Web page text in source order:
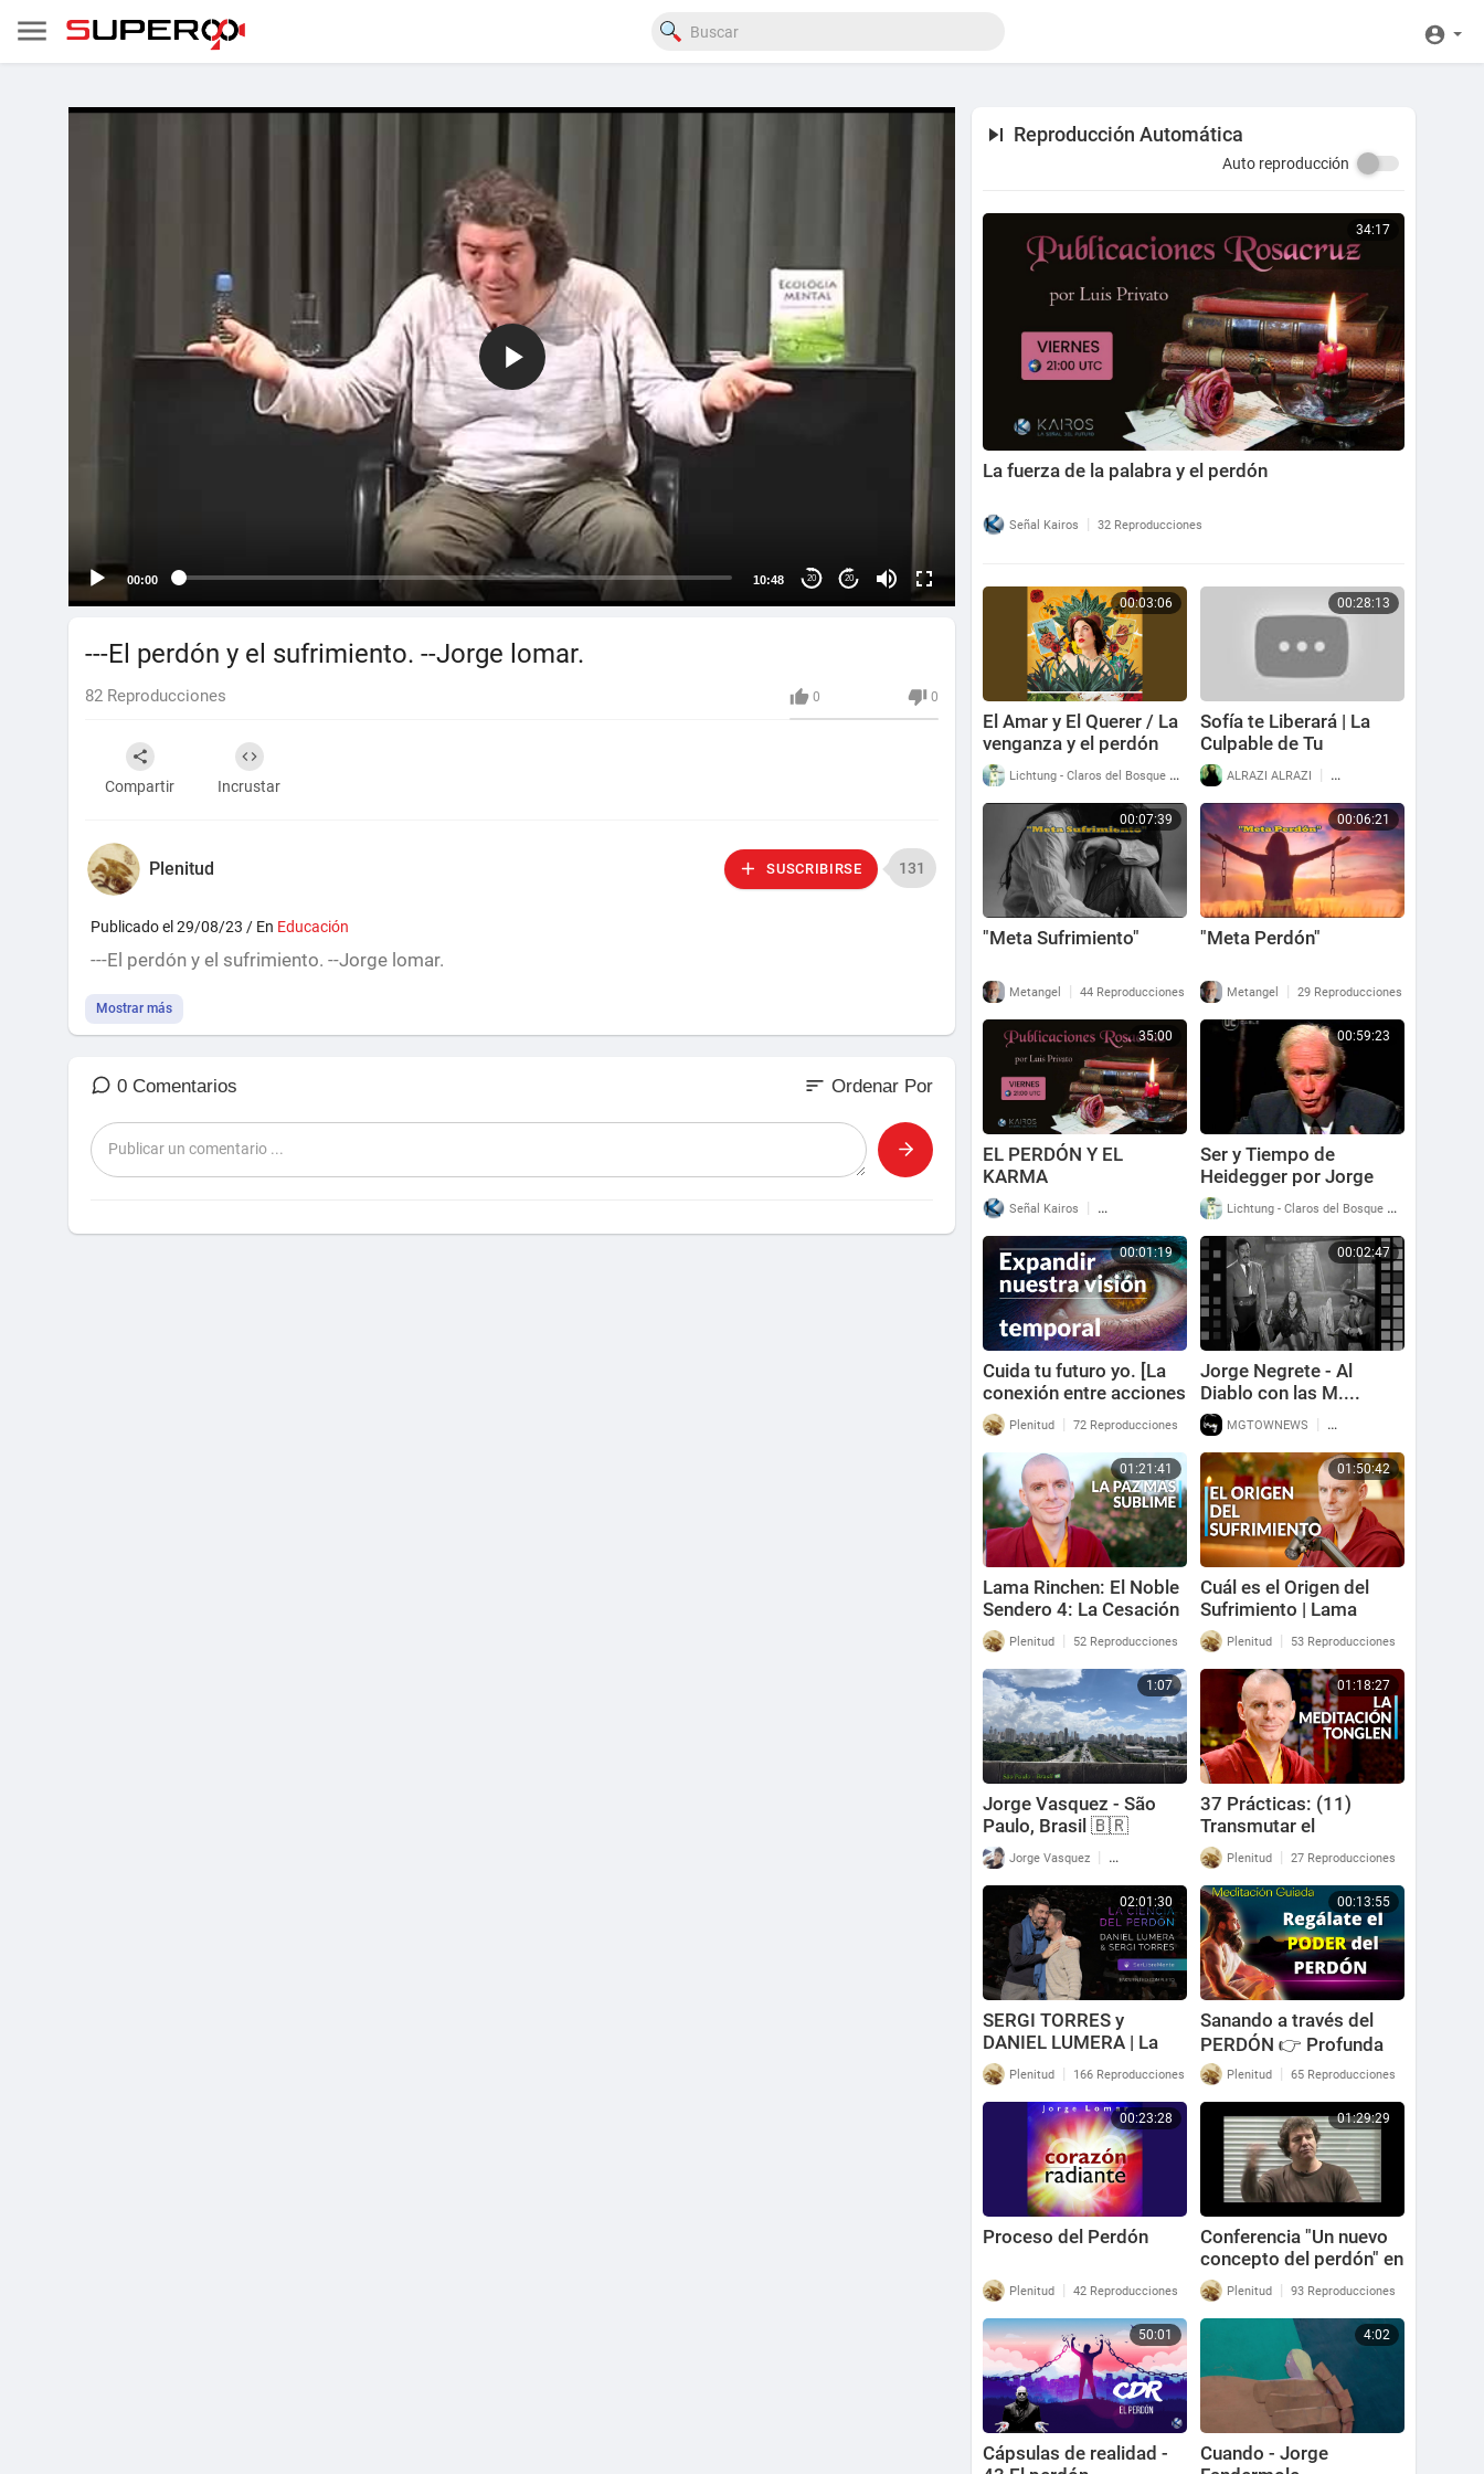
00:00 10:48 20 20
Reproducción Automática
Auto reproducción
34:17
La fuerza de la palabra y el perdón
Señal Kairos | 32 Reproducciones
00:03:06
El Amar y El Querer / La
venganza y el perdón
Lichtung - Claros del Bosque | 80 Reproducciones
00:28:13
Sofía te Liberará | La
Culpable de Tu
Sufrimiento
REGRESARÁ para
LIBERARTE DE LOS
ARCONTES
ALRAZI ALRAZI | 94 Reproducciones
00:07:39
"Meta Sufrimiento"
Metangel | 44 Reproducciones
00:06:21
"Meta Perdón"
Metangel | 29 Reproducciones
35:00
EL PERDÓN Y EL
KARMA
Señal Kairos | 80 Reproducciones
00:59:23
Ser y Tiempo de
Heidegger por Jorge
Eduardo Rivera
Lichtung - Claros del Bosque |
00:01:19
Cuida tu futuro yo. [La
conexión entre acciones
negativas y sufrimiento]
Plenitud | 72 Reproducciones
00:02:47
Jorge Negrete - Al
Diablo con las M....
MGTOWNEWS | 82 Reproducciones
01:21:41
Lama Rinchen: El Noble
Sendero 4: La Cesación
del Sufrimiento
Plenitud | 52 Reproducciones
01:50:42
Cuál es el Origen del
Sufrimiento | Lama
Rinchen Gyaltsen | Las 4
Nobles Verdades
Plenitud | 53 Reproducciones
1:07
Jorge Vasquez - São
Paulo, Brasil 🇧🇷
Jorge Vasquez | 99 Reproducciones
01:18:27
37 Prácticas: (11)
Transmutar el
sufrimiento | Lama
Rinchen Gyaltsen
Plenitud | 27 Reproducciones
02:01:30
SERGI TORRES y
DANIEL LUMERA | La
Ciencia del Perdón -
Completo
Plenitud | 166 Reproducciones
00:13:55
Sanando a través del
PERDÓN 👉 Profunda
Meditación Guiada
Plenitud | 65 Reproducciones
00:23:28
Proceso del Perdón
Plenitud | 42 Reproducciones
01:29:29
Conferencia "Un nuevo
concepto del perdón" en
Durcal (Granada)
Plenitud | 93 Reproducciones
50:01
Cápsulas de realidad -
4:02
Cuando - Jorge
---El perdón y el sufrimiento. --Jorge lomar.
0 0
82 Reproducciones
Compartir Incrustar
Plenitud SUSCRIBIRSE 131
Publicado el 29/08/23 / En Educación
⁣---El perdón y el sufrimiento. --Jorge lomar.
Mostrar más
0 Comentarios sort Ordenar Por